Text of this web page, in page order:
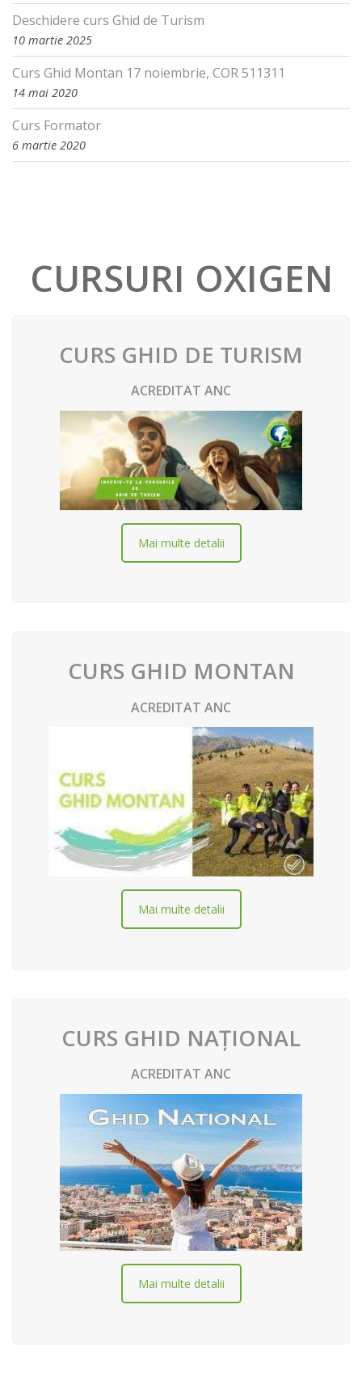
Deschidere curs Ghid de Turism
10 martie 2025
Curs Ghid Montan 17 noiembrie, COR 511311
14 mai 2020
Curs Formator
6 martie 2020
CURSURI OXIGEN
CURS GHID DE TURISM
ACREDITAT ANC
Mai multe detalii
CURS GHID MONTAN
ACREDITAT ANC
Mai multe detalii
CURS GHID NAȚIONAL
ACREDITAT ANC
Mai multe detalii